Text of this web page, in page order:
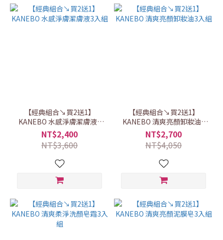
【經典組合↘買2送1】
KANEBO 水感淨膚潔膚液3
入組
NT$2,400
NT$3,600
【經典組合↘買2送1】
KANEBO 清爽亮顏卸妝油3
入組
NT$2,700
NT$4,050